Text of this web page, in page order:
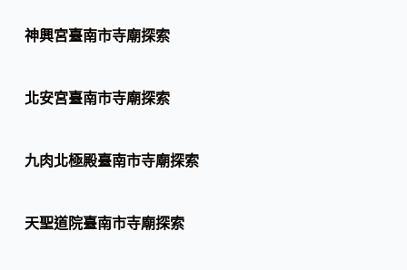
神興宮臺南市寺廟探索
北安宮臺南市寺廟探索
九肉北極殿臺南市寺廟探索
天聖道院臺南市寺廟探索